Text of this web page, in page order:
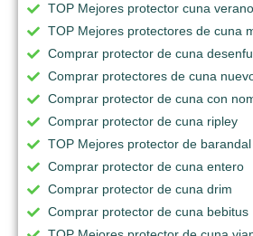
TOP Mejores protector cuna verano
TOP Mejores protectores de cuna
Comprar protector de cuna
Comprar protectores de cuna
Comprar protector de cuna con
Comprar protector de cuna ripley
TOP Mejores protector de
Comprar protector de cuna entero
Comprar protector de cuna drim
Comprar protector de cuna bebitus